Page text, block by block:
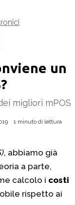
un
migliori mPOS
1 minuto di lettura
, abbiamo già
a parte,
calcolo i costi
rispetto ai